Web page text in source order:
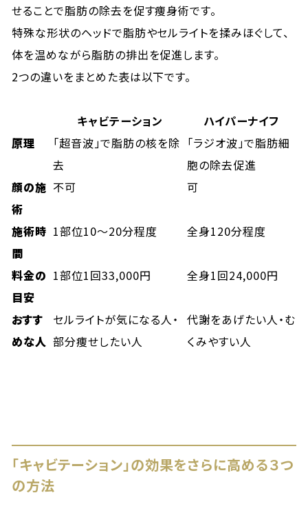
せることで脂肪の除去を促す痩身術です。
特殊な形状のヘッドで脂肪やセルライトを揉みほぐして、
体を温めながら脂肪の排出を促進します。
2つの違いをまとめた表は以下です。
キャビテーション
ハイパーナイフ
原理
「超音波」で脂肪の核を除
去
「ラジオ波」で脂肪細
胞の除去促進
顔の施
術
不可 可
施術時
間
1部位10〜20分程度 全身120分程度
料金の
目安
1部位1回33,000円 全身1回24,000円
おすす
めな人
セルライトが気になる人・
部分痩せしたい人
代謝をあげたい人・む
くみやすい人
「キャビテーション」の効果をさらに高める３つ
の方法